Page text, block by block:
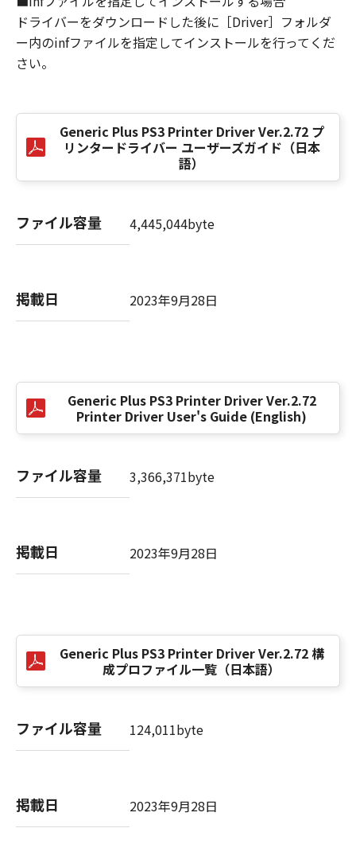
損害の可能性について知らされていた場合でも
同様です。
(3) キヤノン、キヤノンのライセンサー、キヤノ
ンの子会社、キヤノンの関連会社、それらの販
起因または関連してお客様と第三者との間に生
じたいかなる紛争についても、一切責任を負わ
ないものとします。
(1) 本契約書は、お客様が、『同意』を示す下
記のボタンをクリックした時点、または「本ソ
効に存続します。
(2) お客様は、「本ソフトウェア」およびその
した場合、本契約書は直ちに終了します。
(4) お客様は、上記(3)によって本契約書が終了
した場合、速やかに、「本ソフトウェア」およ
のとします。
(5) 上記にかかわらず、本契約書第2条、第4条
から第7条まで、第8条第4項および第10条の規
９．U.S. GOVERNMENT RESTRICTED RIGHTS
NOTICE
府エンドユーザーである場合、以下の規定が適
用されます：The SOFTWARE is a "commercial
item," as that term is defined at 48 C.F.R.
computer software documentation," as such
terms are used in 48 C.F.R. 12.212 (Sept 1995).
all U.S. Government End Users shall acquire
the SOFTWARE with only those rights set
ドライバーをダウンロードした後に［Driver］フォルダ
ー内のinfファイルを指定してインストールを行ってくだ
さい。
Generic Plus PS3 Printer Driver Ver.2.72 プ
リンタードライバー ユーザーズガイド（日本
語）
ファイル容量 4,445,044byte
掲載日 2023年9月28日
Generic Plus PS3 Printer Driver Ver.2.72
Printer Driver User's Guide (English)
ファイル容量 3,366,371byte
掲載日 2023年9月28日
Generic Plus PS3 Printer Driver Ver.2.72 構
成プロファイル一覧（日本語）
ファイル容量 124,011byte
掲載日 2023年9月28日